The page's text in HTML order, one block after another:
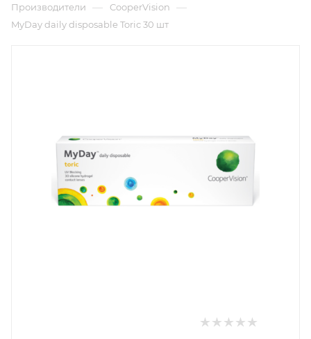
Производители — CooperVision —
MyDay daily disposable Toric 30 шт